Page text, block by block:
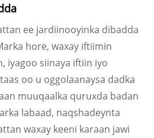
ee jardiinooyinka dibadda
hore, waxay iftiimin
iyagoo siinaya iftiin iyo
oo u oggolaanaysa dadka
muuqaalka quruxda badan
labaad, naqshadeynta
waxay keeni karaan jawi